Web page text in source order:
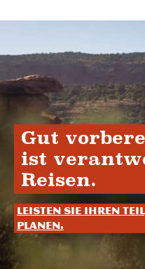
Gut
ist
Reisen.
Leisten Sie Ihren
planen.